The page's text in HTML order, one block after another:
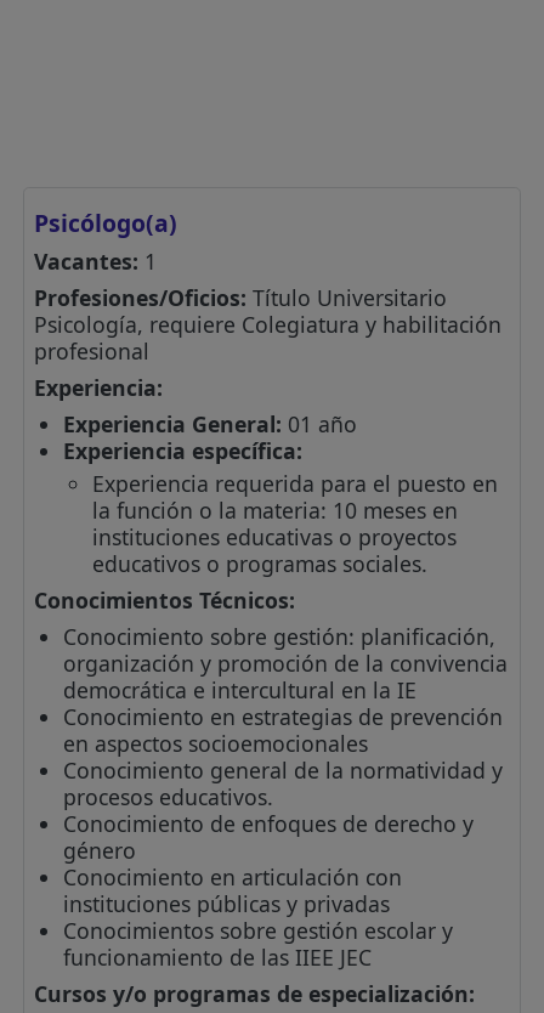
Psicólogo(a)
Vacantes: 1
Profesiones/Oficios: Título Universitario
Psicología, requiere Colegiatura y habilitación
profesional
Experiencia:
Experiencia General: 01 año
Experiencia específica:
Experiencia requerida para el puesto en
la función o la materia: 10 meses en
instituciones educativas o proyectos
educativos o programas sociales.
Conocimientos Técnicos:
Conocimiento sobre gestión: planificación,
organización y promoción de la convivencia
democrática e intercultural en la IE
Conocimiento en estrategias de prevención
en aspectos socioemocionales
Conocimiento general de la normatividad y
procesos educativos.
Conocimiento de enfoques de derecho y
género
Conocimiento en articulación con
instituciones públicas y privadas
Conocimientos sobre gestión escolar y
funcionamiento de las IIEE JEC
Cursos y/o programas de especialización: